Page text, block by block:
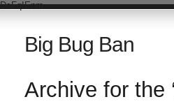
DsFqIEnm
Big Bug Ban
Archive for the